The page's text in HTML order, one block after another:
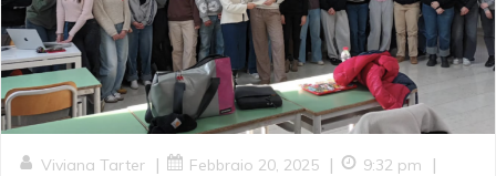
Viviana Tarter | Febbraio 20, 2025 | 9:32 pm |